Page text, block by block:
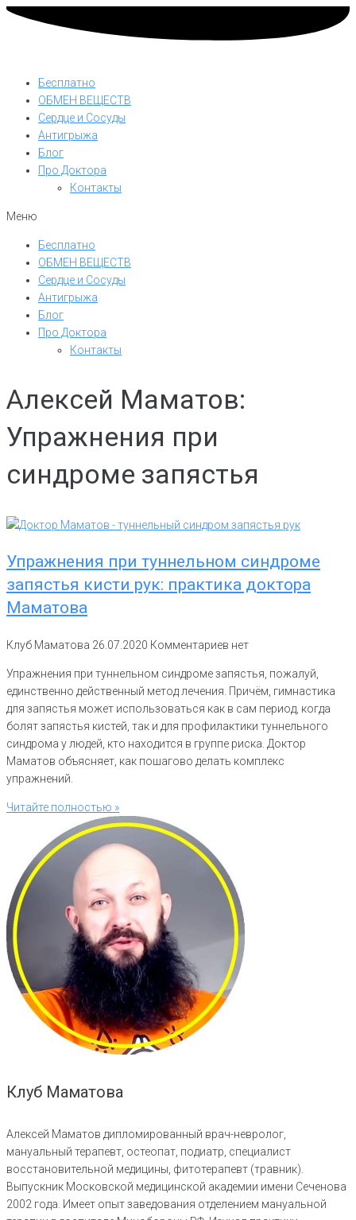
Бесплатно
ОБМЕН ВЕЩЕСТВ
Сердце и Сосуды
Антигрыжа
Блог
Про Доктора
Контакты
Меню
Бесплатно
ОБМЕН ВЕЩЕСТВ
Сердце и Сосуды
Антигрыжа
Блог
Про Доктора
Контакты
Алексей Маматов:
Упражнения при
синдроме запястья
Упражнения при туннельном синдроме
запястья кисти рук: практика доктора
Маматова
Клуб Маматова 26.07.2020 Комментариев нет
Упражнения при туннельном синдроме запястья, пожалуй,
единственно действенный метод лечения. Причём, гимнастика
для запястья может использоваться как в сам период, когда
болят запястья кистей, так и для профилактики туннельного
синдрома у людей, кто находится в группе риска. Доктор
Маматов объясняет, как пошагово делать комплекс
упражнений.
Читайте полностью »
Клуб Маматова
Алексей Маматов дипломированный врач-невролог,
мануальный терапевт, остеопат, подиатр, специалист
восстановительной медицины, фитотерапевт (травник).
Выпускник Московской медицинской академии имени Сеченова
2002 года. Имеет опыт заведования отделением мануальной